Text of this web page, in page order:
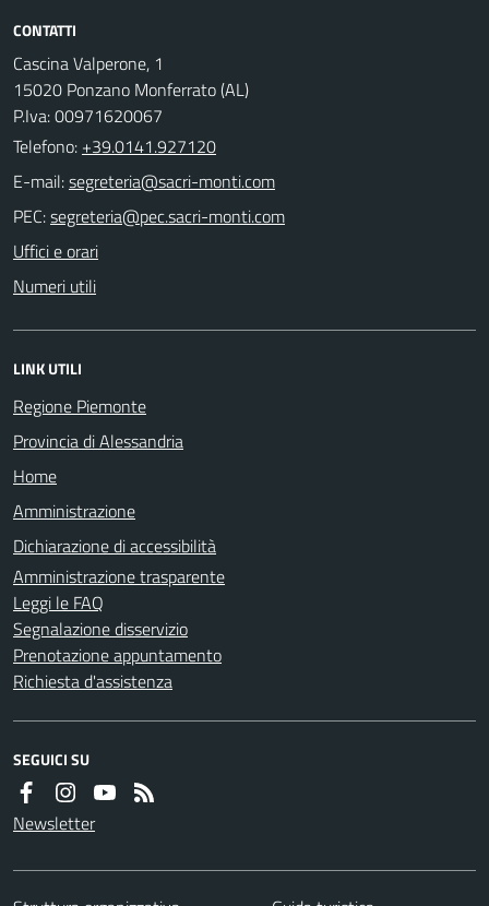
CONTATTI
Cascina Valperone, 1
15020 Ponzano Monferrato (AL)
P.Iva: 00971620067
Telefono: +39.0141.927120
E-mail:
PEC:
Uffici e orari
Numeri utili
LINK UTILI
Regione Piemonte
Provincia di Alessandria
Home
Amministrazione
Dichiarazione di accessibilità
Amministrazione trasparente
Leggi le FAQ
Segnalazione disservizio
Prenotazione appuntamento
Richiesta d'assistenza
SEGUICI SU
Newsletter